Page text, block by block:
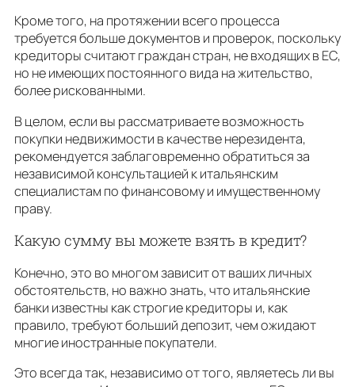
Кроме того, на протяжении всего процесса
требуется больше документов и проверок, поскольку
кредиторы считают граждан стран, не входящих в ЕС,
но не имеющих постоянного вида на жительство,
более рискованными.
В целом, если вы рассматриваете возможность
покупки недвижимости в качестве нерезидента,
рекомендуется заблаговременно обратиться за
независимой консультацией к итальянским
специалистам по финансовому и имущественному
праву.
Какую сумму вы можете взять в кредит?
Конечно, это во многом зависит от ваших личных
обстоятельств, но важно знать, что итальянские
банки известны как строгие кредиторы и, как
правило, требуют больший депозит, чем ожидают
многие иностранные покупатели.
Это всегда так, независимо от того, являетесь ли вы